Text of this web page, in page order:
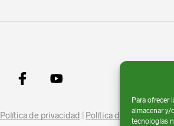
Para ofrecer
almacenar y/
tecnologías
Política de privacidad | Política de Cookies|